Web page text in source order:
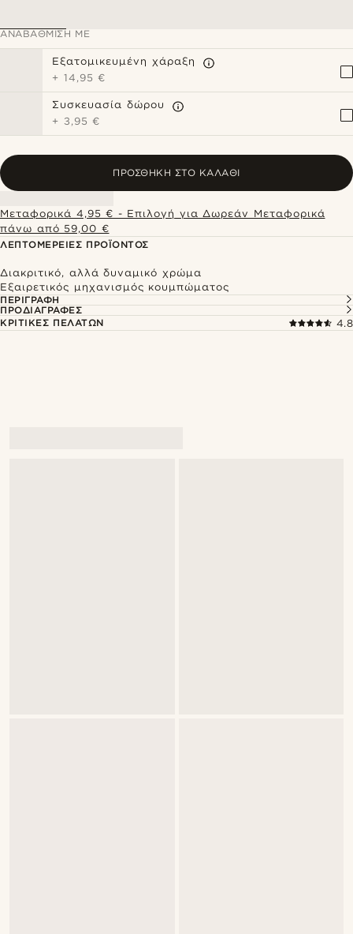
ΑΝΑΒΆΘΜΙΣΗ ΜΕ
Εξατομικευμένη χάραξη
+ 14,95 €
Συσκευασία δώρου
+ 3,95 €
ΠΡΟΣΘΉΚΗ ΣΤΟ ΚΑΛΆΘΙ
Μεταφορικά 4,95 € - Επιλογή για Δωρεάν Μεταφορικά
πάνω από 59,00 €
ΛΕΠΤΟΜΈΡΕΙΕΣ ΠΡΟΪΌΝΤΟΣ
Διακριτικό, αλλά δυναμικό χρώμα
Εξαιρετικός μηχανισμός κουμπώματος
ΠΕΡΙΓΡΑΦΉ
ΠΡΟΔΙΑΓΡΑΦΈΣ
ΚΡΙΤΙΚΈΣ ΠΕΛΑΤΏΝ
4.8